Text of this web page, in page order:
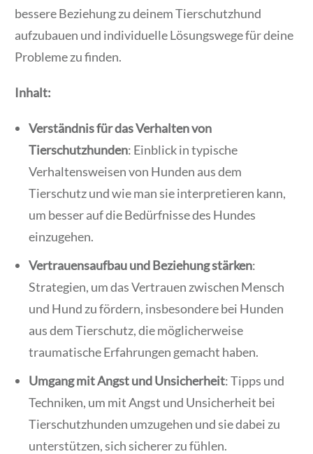
bessere Beziehung zu deinem Tierschutzhund
aufzubauen und individuelle Lösungswege für deine
Probleme zu finden.
Inhalt:
Verständnis für das Verhalten von
Tierschutzhunden: Einblick in typische
Verhaltensweisen von Hunden aus dem
Tierschutz und wie man sie interpretieren kann,
um besser auf die Bedürfnisse des Hundes
einzugehen.
Vertrauensaufbau und Beziehung stärken:
Strategien, um das Vertrauen zwischen Mensch
und Hund zu fördern, insbesondere bei Hunden
aus dem Tierschutz, die möglicherweise
traumatische Erfahrungen gemacht haben.
Umgang mit Angst und Unsicherheit: Tipps und
Techniken, um mit Angst und Unsicherheit bei
Tierschutzhunden umzugehen und sie dabei zu
unterstützen, sich sicherer zu fühlen.